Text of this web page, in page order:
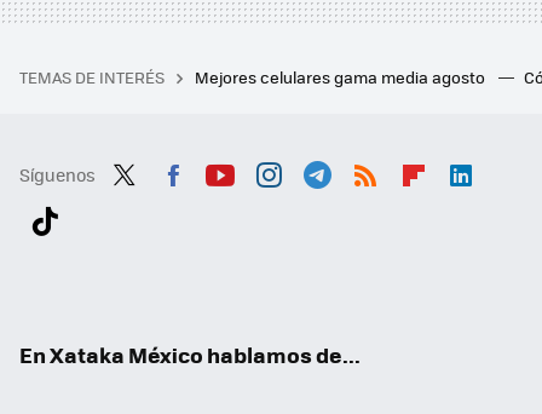
TEMAS DE INTERÉS Mejores celulares gama media agosto
Síguenos
En Xataka México hablamos de...